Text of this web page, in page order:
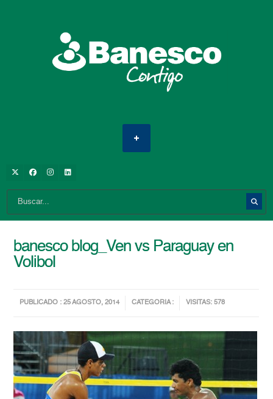
banesco blog_Ven vs Paraguay en
Volibol
PUBLICADO : 25 AGOSTO, 2014 CATEGORIA : VISITAS: 578